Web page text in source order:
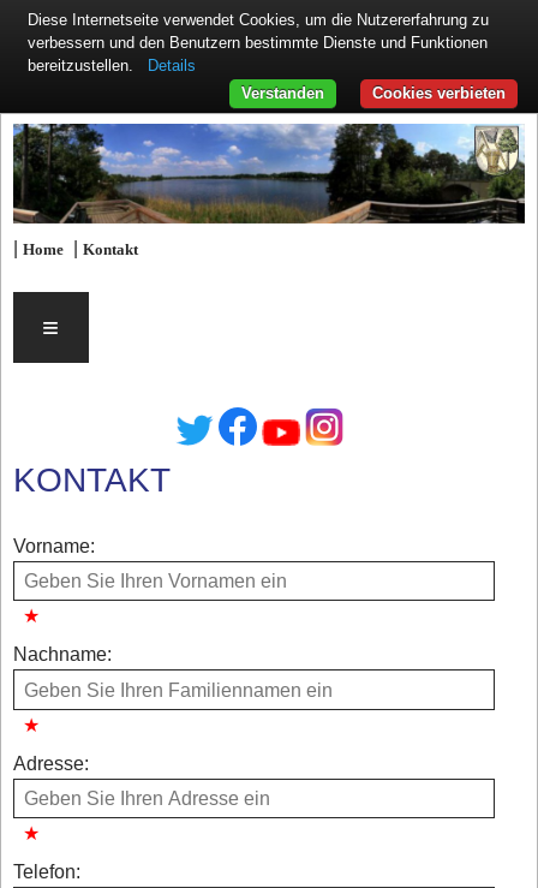
|Home |Kontakt
≡
KONTAKT
Vorname:
Nachname:
Adresse:
Telefon:
Diese Internetseite verwendet Cookies, um die Nutzererfahrung zu
verbessern und den Benutzern bestimmte Dienste und Funktionen
bereitzustellen.
Details
Cookies verbieten
Verstanden